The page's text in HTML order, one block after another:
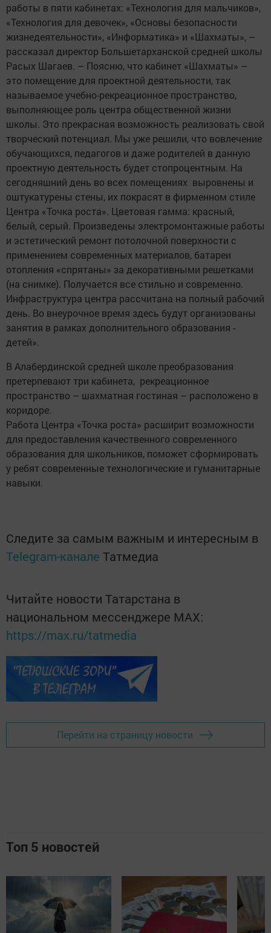
работы в пяти кабинетах: «Технология для мальчиков»,
«Технология для девочек», «Основы безопасности
жизнедея­тельности», «Информатика» и «Шахматы», –
рассказал директор Большетарханской средней школы
Расых Шагаев. – Поясню, что кабинет «Шахматы» –
это помещение для проектной деятельности, так
называемое учебно-рекреационное пространство,
выполняющее роль центра общест­венной жизни
школы. Это прекрасная возможность реализовать свой
творчес­кий потенциал. Мы уже решили, что вовлечение
обучающихся, педагогов и даже родителей в данную
проектную деятельность будет ­стопроцентным. На
сегодняшний день во всех помещениях выровнены и
оштукатурены стены, их покрасят в фирменном стиле
Центра «Точка роста». Цветовая гамма: красный,
белый, серый. Произведены электромонтажные работы
и эстетический ремонт потолочной поверхности с
применением современных материалов, батареи
отопления «спрятаны» за декоративными решетками
(на снимке). ­Получается все стильно и ­современно.
Инфраструктура цент­ра рассчитана на полный рабочий
день. Во внеурочное время здесь будут организованы
занятия в рамках дополнительного образования ­
детей».
В Алабердинской средней школе преобразования
претерпевают три кабинета, рек­реационное
пространство – шахматная гостиная – расположено в
коридоре.
Работа Центра «Точка рос­та» расширит возможности
для предоставления качест­венного современного
образования для школьников, поможет сформировать
у ребят современные технологичес­кие и гуманитарные
навыки.
Следите за самым важным и интересным в
Telegram-канале Татмедиа
Читайте новости Татарстана в
национальном мессенджере MАХ:
https://max.ru/tatmedia
Перейти на страницу новости
Топ 5 новостей